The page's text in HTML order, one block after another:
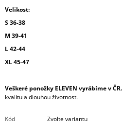
Velikost:
S 36-38
M 39-41
L 42-44
XL 45-47
Veškeré ponožky ELEVEN vyrábíme v ČR.
kvalitu a dlouhou životnost.
Kód
Zvolte variantu